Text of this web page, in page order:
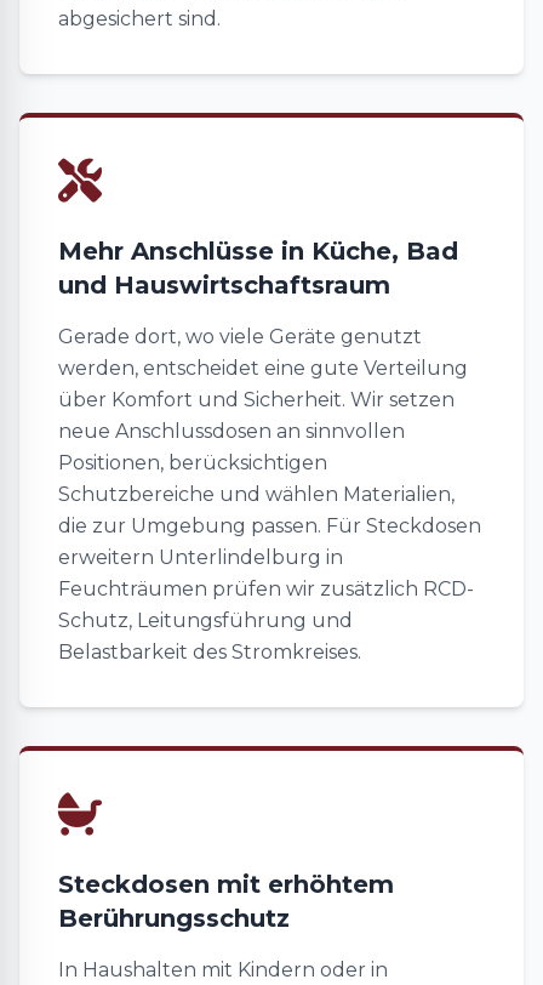
abgesichert sind.
Mehr Anschlüsse in Küche, Bad
und Hauswirtschaftsraum
Gerade dort, wo viele Geräte genutzt
werden, entscheidet eine gute Verteilung
über Komfort und Sicherheit. Wir setzen
neue Anschlussdosen an sinnvollen
Positionen, berücksichtigen
Schutzbereiche und wählen Materialien,
die zur Umgebung passen. Für Steckdosen
erweitern Unterlindelburg in
Feuchträumen prüfen wir zusätzlich RCD-
Schutz, Leitungsführung und
Belastbarkeit des Stromkreises.
Steckdosen mit erhöhtem
Berührungsschutz
In Haushalten mit Kindern oder in